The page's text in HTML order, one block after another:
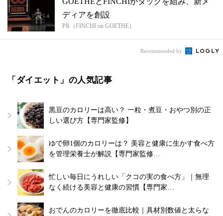
ディアを創設
PR（FINCHI on GOETHE）
Recommended by
「ダイエット」の人気記事
黒豆のカロリーは高い？ 一粒・煮豆・おやつ別の正
しい選び方【専門家監修】
ゆで卵1個のカロリーは？ 美容と健康に生かす食べ方
を管理栄養士が解説【専門家監修…
忙しい毎日にうれしい「クコの実の食べ方」｜無理
なく続ける美容と健康の習慣【専門家…
おでんのカロリーを徹底比較｜具材別数値と太らな